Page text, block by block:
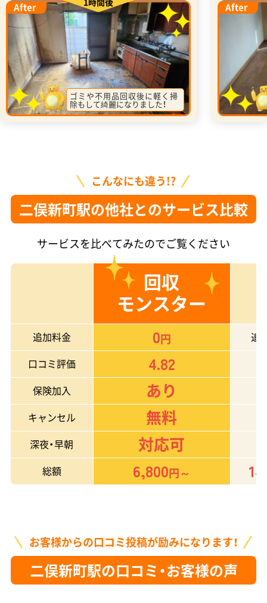
After
ゴミや不用品回収後に軽く掃
除もして綺麗になりました！
After
こんなにも違う!?
二俣新町駅の他社とのサービス比較
サービスを比べてみたのでご覧ください
回収
モンスター
追加料金 0円
追
口コミ評価
4.82
保険加入 あり
キャンセル 無料
深夜・早朝 対応可
総額
6,800円～
お客様からの口コミ投稿が励みになります！
二俣新町駅の口コミ・お客様の声